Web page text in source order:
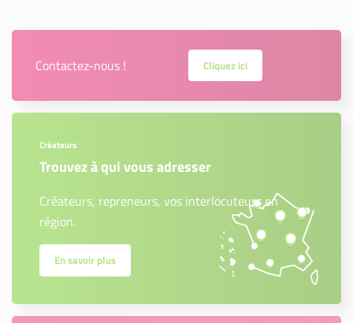
Contactez-nous ! Cliquez ici
Créateurs
Trouvez à qui vous adresser
Créateurs, repreneurs, vos interlocuteurs en
région.
En savoir plus